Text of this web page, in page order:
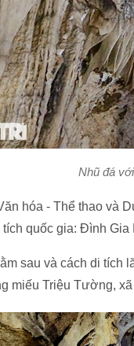
Nhũ đá
hóa - Thể thao và
tích quốc gia: Đình
sau và cách di tích
miếu Triệu Tường,